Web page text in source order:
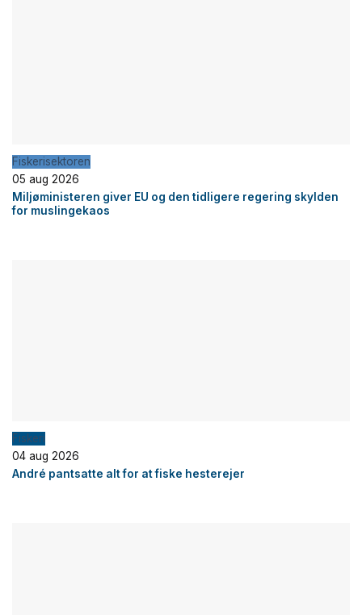
Fiskerisektoren
05 aug 2026
Miljøministeren giver EU og den tidligere regering skylden
for muslingekaos
Fiskeri
04 aug 2026
André pantsatte alt for at fiske hesterejer